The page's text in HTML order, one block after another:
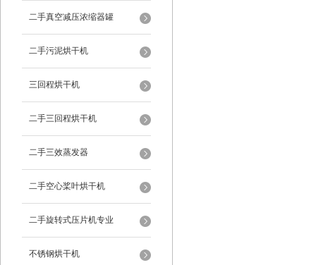
二手真空减压浓缩器罐
二手污泥烘干机
三回程烘干机
二手三回程烘干机
二手三效蒸发器
二手空心桨叶烘干机
二手旋转式压片机专业
不锈钢烘干机